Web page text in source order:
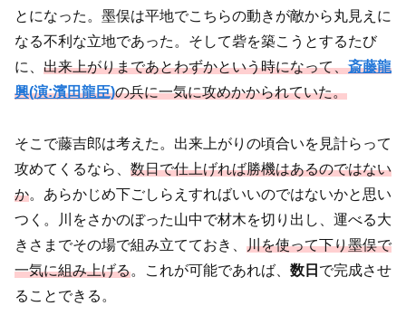
とになった。墨俣は平地でこちらの動きが敵から丸見えに
なる不利な立地であった。そして砦を築こうとするたび
に、 出来上がりまであとわずかという時になって、斎藤龍
興(演:濱田龍臣)の兵に一気に攻めかかられていた。
そこで藤吉郎は考えた。出来上がりの頃合いを見計らって
攻めてくるなら、 数日で仕上げれば勝機はあるのではない
か。あらかじめ下ごしらえすればいいのではないかと思い
つく。川をさかのぼった山中で材木を切り出し、運べる大
きさまでその場で組み立てておき、 川を使って下り墨俣で
一気に組み上げる。これが可能であれば、 数日 で完成させ
ることできる。